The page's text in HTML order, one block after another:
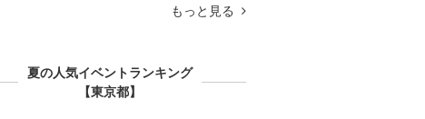
もっと見る
夏の人気イベントランキング
【東京都】